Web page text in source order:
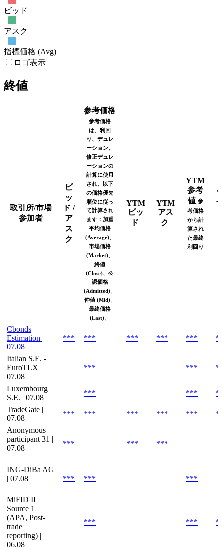
ビッド
アスク
指標価格 (Avg)
ロゴ表示
終値
取引所/市場
参加者
ビ
ッ
ド /
ア
ス
ク
参考価格
参考価格
は、利回
り、デュレ
ーション、
修正デュレ
ーションの
計算に使用
され、以下
の価格優先
順位に従っ
て計算され
ます：加重
平均価格
(Average)、
市場価格
(Market)、
終値
(Close)、公
認価格
(Admitted)、
仲値 (Mid)、
最終価格
(Last)。
YTM
ビッ
ド
YTM
アス
ク
YTM
参考
値 参
考価格
から計
算され
た最終
利回り
Cbonds
Estimation |
07.08
*** *** *** *** ***
Italian S.E. -
EuroTLX |
07.08
*** ***
Luxembourg
S.E. | 07.08
*** ***
TradeGate |
07.08
*** *** *** *** ***
Anonymous
participant 31 |
07.08
*** *** ***
ING-DiBa AG
| 07.08
*** *** ***
MiFID II
Source 1
(APA, Post-
trade
reporting) |
06.08
*** ***